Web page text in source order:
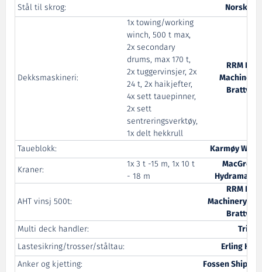
Stål til skrog: Norsk
Dekksmaskineri:
1x towing/working
winch, 500 t max,
2x secondary
drums, max 170 t,
2x tuggervinsjer, 2x
24 t, 2x haikjefter,
4x sett tauepinner,
2x sett
sentreringsverktøy,
1x delt hekkrull
RRM
Machinery
Taueblokk:
Karmøy
Kraner:
1x 3 t -15 m, 1x 10 t
- 18 m
AHT vinsj 500t:
RRM
Machinery
Multi deck handler:
Lastesikring/trosser/ståltau:
Erling
Anker og kjetting:
Fossen